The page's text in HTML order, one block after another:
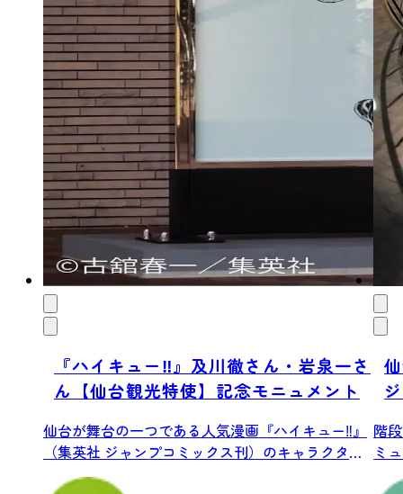
『ハイキュー‼』及川徹さん・岩泉一さ
ん【仙台観光特使】記念モニュメント
仙台が舞台の一つである人気漫画『ハイキュー‼』
（集英社 ジャンプコミックス刊）のキャラクタ
ー、...
階
ミ